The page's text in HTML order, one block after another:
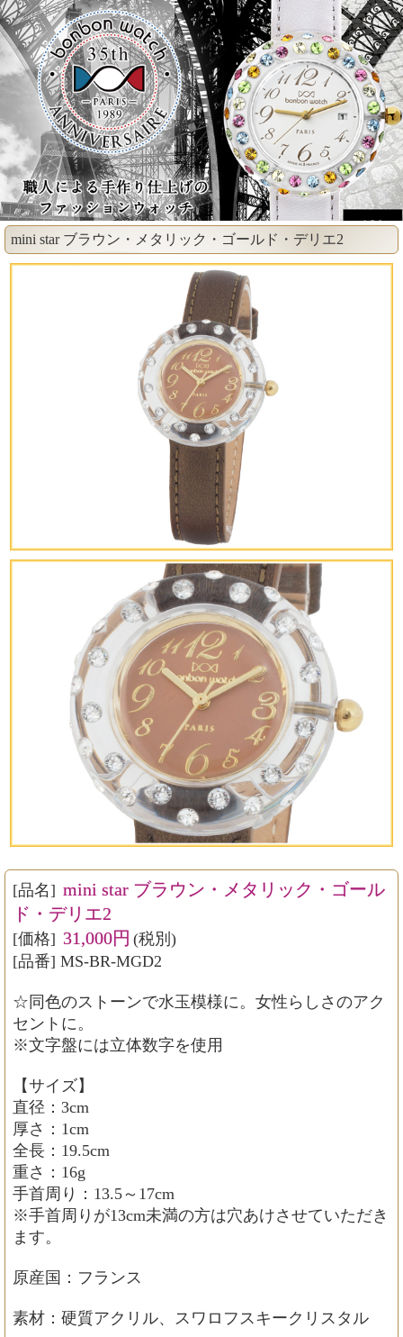
mini star ブラウン・メタリック・ゴールド・デリエ2
[品名] mini star ブラウン・メタリック・ゴール
ド・デリエ2
[価格] 31,000円 (税別)
[品番] MS-BR-MGD2
☆同色のストーンで水玉模様に。女性らしさのアク
セントに。
※文字盤には立体数字を使用
【サイズ】
直径：3cm
厚さ：1cm
全長：19.5cm
重さ：16g
手首周り：13.5～17cm
※手首周りが13cm未満の方は穴あけさせていただき
ます。
原産国：フランス
素材：硬質アクリル、スワロフスキークリスタル